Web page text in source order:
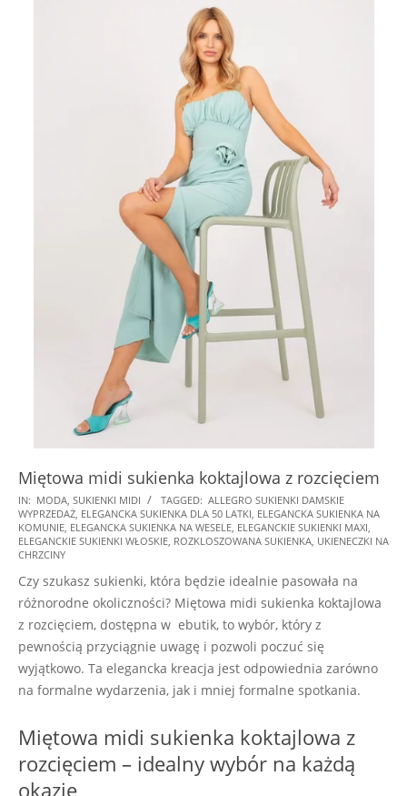
Miętowa midi sukienka koktajlowa z rozcięciem
2024-
09-
18
IN: MODA SUKIENKI MIDI TAGGED: ALLEGRO SUKIENKI DAMSKIE
WYPRZEDAŻ ELEGANCKA SUKIENKA DLA 50 LATKI ELEGANCKA SUKIENKA NA
KOMUNIE ELEGANCKA SUKIENKA NA WESELE ELEGANCKIE SUKIENKI MAXI
ELEGANCKIE SUKIENKI WŁOSKIE ROZKLOSZOWANA SUKIENKA UKIENECZKI NA
CHRZCINY
Czy szukasz sukienki, która będzie idealnie pasowała na
różnorodne okoliczności? Miętowa midi sukienka koktajlowa
z rozcięciem, dostępna w ebutik, to wybór, który z
pewnością przyciągnie uwagę i pozwoli poczuć się
wyjątkowo. Ta elegancka kreacja jest odpowiednia zarówno
na formalne wydarzenia, jak i mniej formalne spotkania.
Miętowa midi sukienka koktajlowa z
rozcięciem – idealny wybór na każdą
okazję